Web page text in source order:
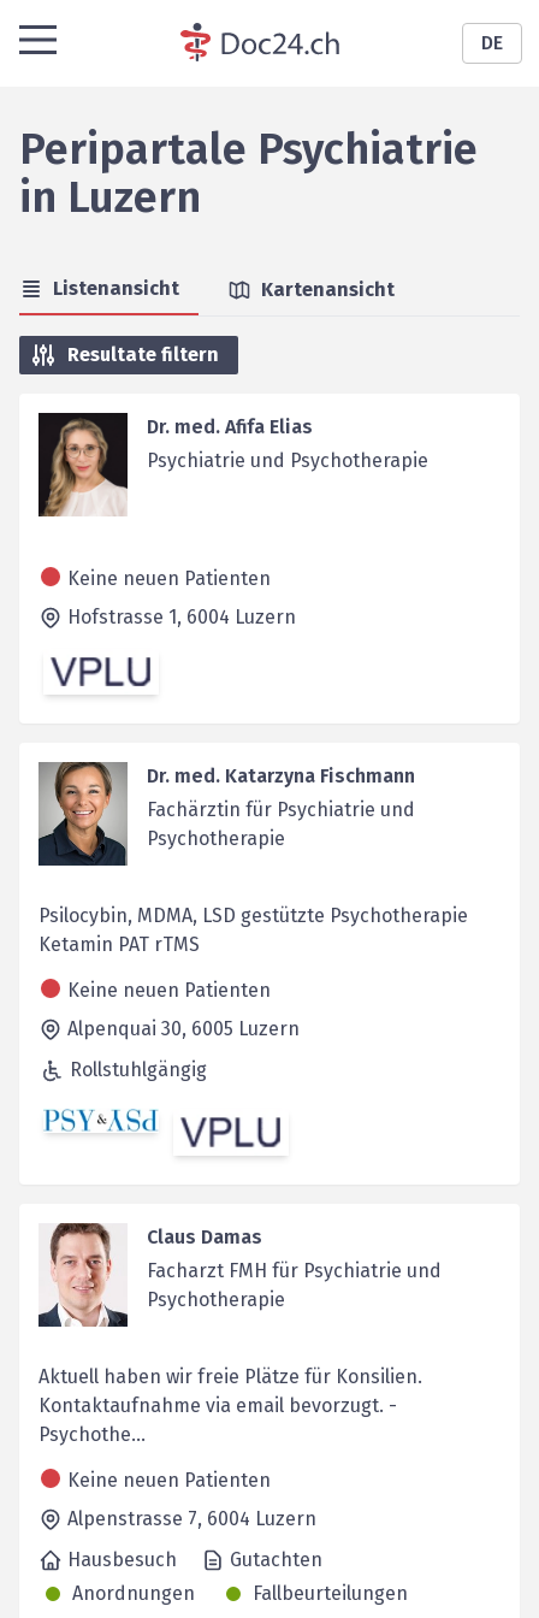
DE
Peripartale Psychiatrie
in Luzern
Listenansicht Kartenansicht
Resultate filtern
Dr. med. Afifa Elias
Psychiatrie und Psychotherapie
Keine neuen Patienten
Hofstrasse 1, 6004 Luzern
Dr. med. Katarzyna Fischmann
Fachärztin für Psychiatrie und
Psychotherapie
Psilocybin, MDMA, LSD gestützte Psychotherapie
Ketamin PAT rTMS
Keine neuen Patienten
Alpenquai 30, 6005 Luzern
Rollstuhlgängig
Claus Damas
Facharzt FMH für Psychiatrie und
Psychotherapie
Aktuell haben wir freie Plätze für Konsilien.
Kontaktaufnahme via email bevorzugt. -
Psychothe...
Keine neuen Patienten
Alpenstrasse 7, 6004 Luzern
Hausbesuch
Gutachten
Anordnungen
Fallbeurteilungen